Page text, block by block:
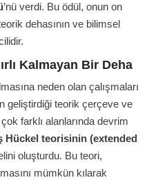
’nü verdi. Bu ödül, onun on
dehasının ve bilimsel
Kalmayan Bir Deha
neden olan çalışmaları
geliştirdiği teorik çerçeve ve
farklı alanlarında devrim
Hückel teorisinin (extended
oluşturdu. Bu teori,
mümkün kılarak